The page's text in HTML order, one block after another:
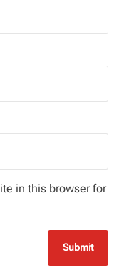
in this browser for